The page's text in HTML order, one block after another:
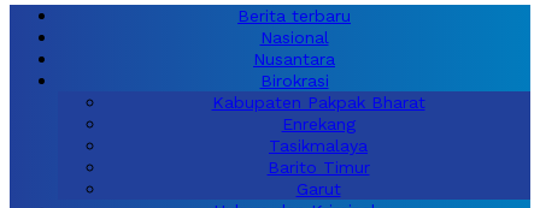
Berita terbaru
Nasional
Nusantara
Birokrasi
Kabupaten Pakpak Bharat
Enrekang
Tasikmalaya
Barito Timur
Garut